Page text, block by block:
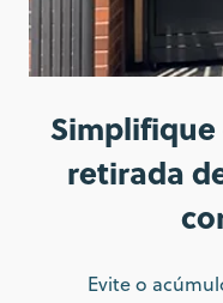
retirada
Evite o